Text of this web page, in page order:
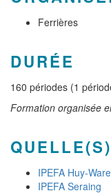
Ferrières
DURÉE
160 périodes (1
Formation organisée
IPEFA Huy-
IPEFA Seraing